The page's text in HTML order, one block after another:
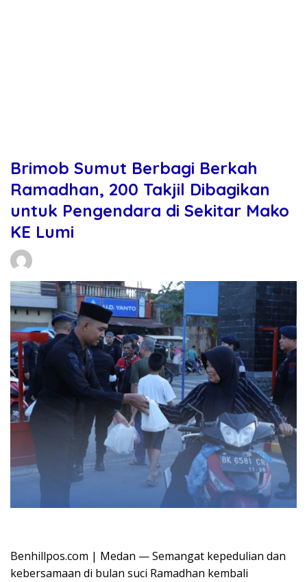
Brimob Sumut Berbagi Berkah
Ramadhan, 200 Takjil Dibagikan
untuk Pengendara di Sekitar Mako
KE Lumi
Benhillpos.com | Medan — Semangat kepedulian dan
kebersamaan di bulan suci Ramadhan kembali